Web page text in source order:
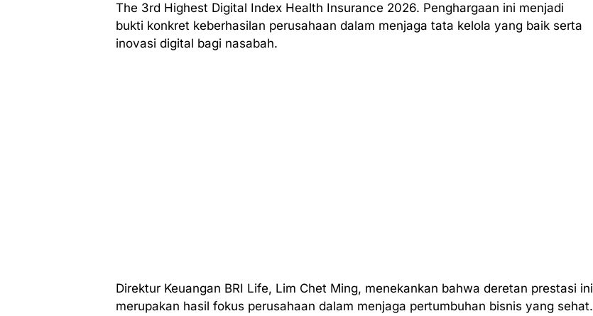
The 3rd Highest Digital Index Health Insurance 2026. Penghargaan ini menjadi
bukti konkret keberhasilan perusahaan dalam menjaga tata kelola yang baik serta
inovasi digital bagi nasabah.
Direktur Keuangan BRI Life, Lim Chet Ming, menekankan bahwa deretan prestasi ini
merupakan hasil fokus perusahaan dalam menjaga pertumbuhan bisnis yang sehat.